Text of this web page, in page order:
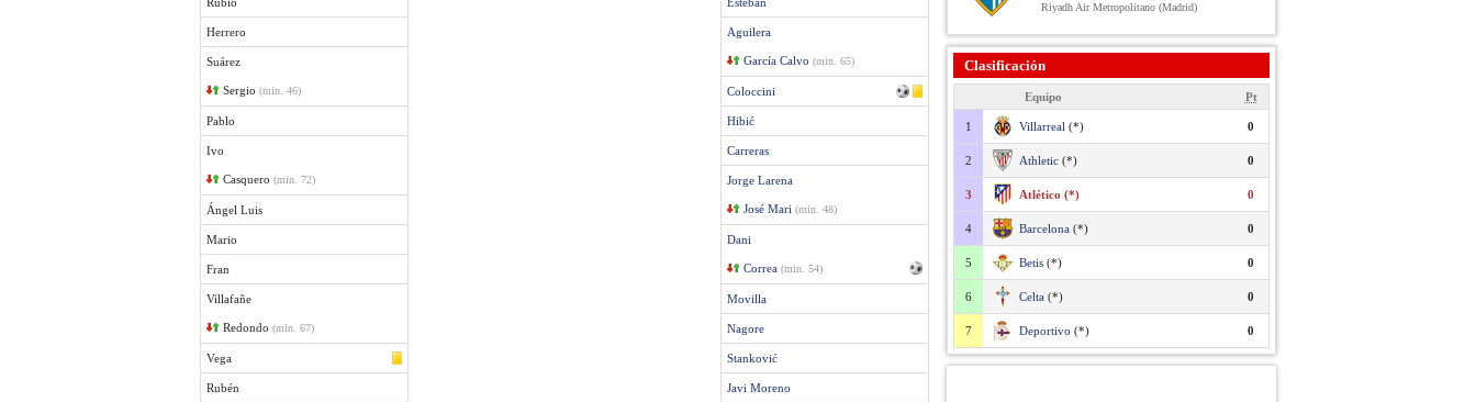
Herrero
Suárez
Sergio (min. 46)
Pablo
Ivo
Casquero (min. 72)
Ángel Luis
Mario
Fran
Villafañe
Redondo (min. 67)
Vega
Rubén
Aguilera
García Calvo (min. 65)
Coloccini
Hibić
Carreras
Jorge Larena
José Mari (min. 48)
Dani
Correa (min. 54)
Movilla
Nagore
Stanković
Javi Moreno
Riyadh Air Metropolitano (Madrid)
Clasificación
Equipo Pt
1 Villarreal (*) 0
2 Athletic (*) 0
3 Atlético (*) 0
4 Barcelona (*) 0
5 Betis (*) 0
6 Celta (*) 0
7 Deportivo (*) 0